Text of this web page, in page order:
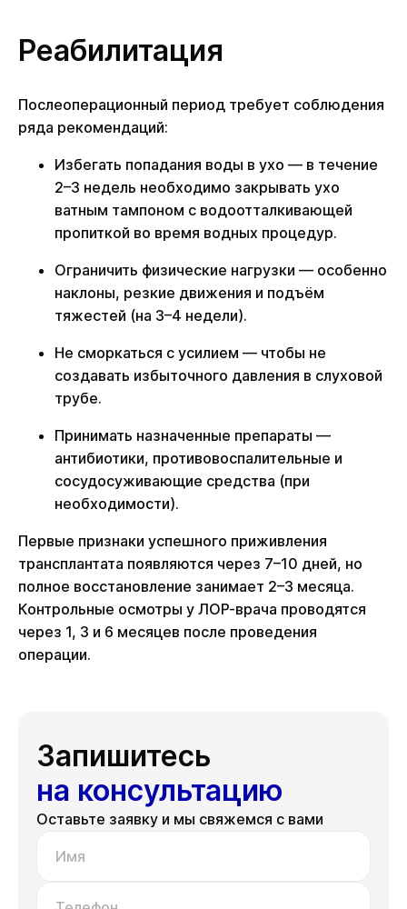
Реабилитация
Послеоперационный период требует соблюдения
ряда рекомендаций:
Избегать попадания воды в ухо — в течение
2–3 недель необходимо закрывать ухо
ватным тампоном с водоотталкивающей
пропиткой во время водных процедур.
Ограничить физические нагрузки — особенно
наклоны, резкие движения и подъём
тяжестей (на 3–4 недели).
Не сморкаться с усилием — чтобы не
создавать избыточного давления в слуховой
трубе.
Принимать назначенные препараты —
антибиотики, противовоспалительные и
сосудосуживающие средства (при
необходимости).
Первые признаки успешного приживления
трансплантата появляются через 7–10 дней, но
полное восстановление занимает 2–3 месяца.
Контрольные осмотры у ЛОР-врача проводятся
через 1, 3 и 6 месяцев после проведения
операции.
Запишитесь
на консультацию
Оставьте заявку и мы свяжемся с вами
Имя